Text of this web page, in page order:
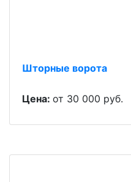
Шторные ворота
Цена: от 30 000 руб.